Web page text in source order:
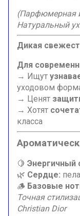
(Парфюмерная
Натуральный
Дикая
Для
→ Ищут
уходовом
→ Ценят
→ Хотят
класса
🍋 Энергичный
🌿 Сердце:
🪵 Базовые
Точная
Christian Dior